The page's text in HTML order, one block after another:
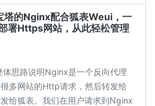
塔的Nginx配合狐表Weui，一
署Https网站，从此轻松管理
体思路说明Nginx是一个反向代理
多网站的Http请求，然后转发给
给狐表。我们在用户请求到Nginx